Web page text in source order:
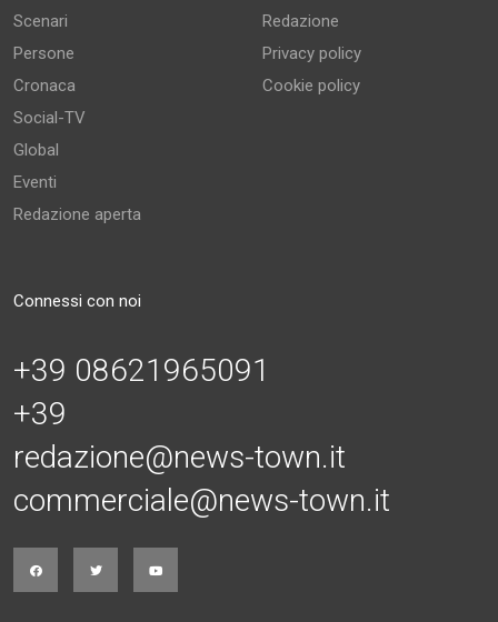
Scenari
Persone
Cronaca
Social-TV
Global
Eventi
Redazione aperta
Redazione
Privacy policy
Cookie policy
Connessi con noi
+39 08621965091
+39
redazione@news-town.it
commerciale@news-town.it